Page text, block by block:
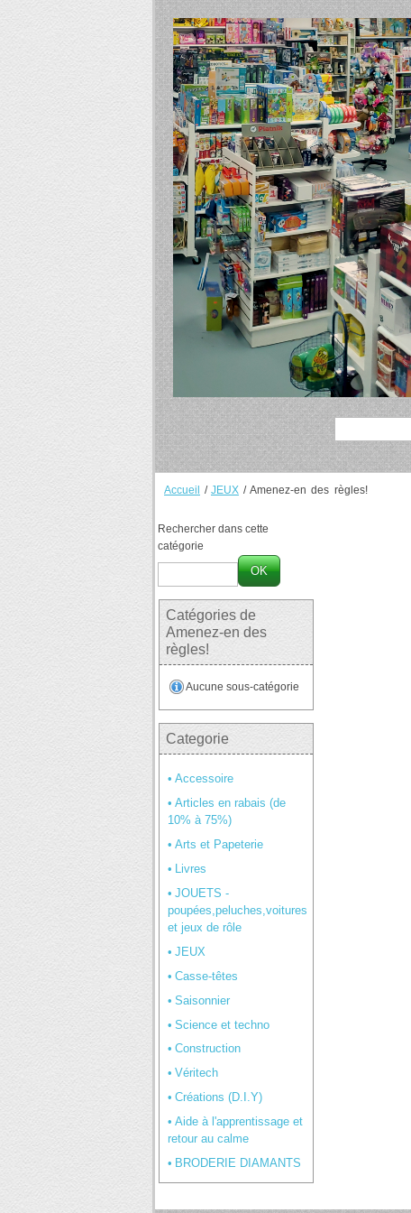
Accueil / JEUX / Amenez-en des règles!
Rechercher dans cette
catégorie
OK
Catégories de
Amenez-en des
règles!
Aucune sous-catégorie
Categorie
Accessoire
Articles en rabais (de
10% à 75%)
Arts et Papeterie
Livres
JOUETS -
poupées,peluches,voitures
et jeux de rôle
JEUX
Casse-têtes
Saisonnier
Science et techno
Construction
Véritech
Créations (D.I.Y)
Aide à l'apprentissage et
retour au calme
BRODERIE DIAMANTS